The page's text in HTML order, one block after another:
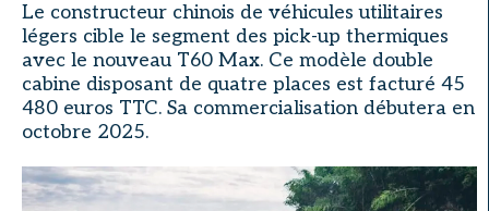
Le constructeur chinois de véhicules utilitaires
légers cible le segment des pick-up thermiques
avec le nouveau T60 Max. Ce modèle double
cabine disposant de quatre places est facturé 45
480 euros TTC. Sa commercialisation débutera en
octobre 2025.